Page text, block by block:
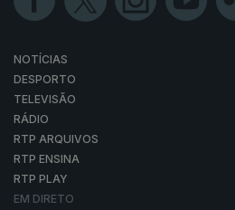
NOTÍCIAS
DESPORTO
TELEVISÃO
RÁDIO
RTP ARQUIVOS
RTP ENSINA
RTP PLAY
EM DIRETO